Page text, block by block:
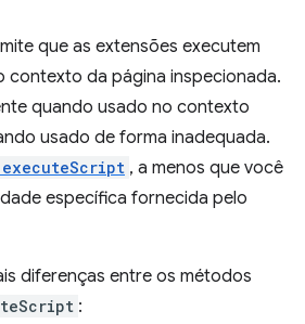
que as extensões executem
contexto da página inspecionada.
quando usado no contexto
usado de forma inadequada.
, a menos que você
específica fornecida pelo
diferenças entre os métodos
: